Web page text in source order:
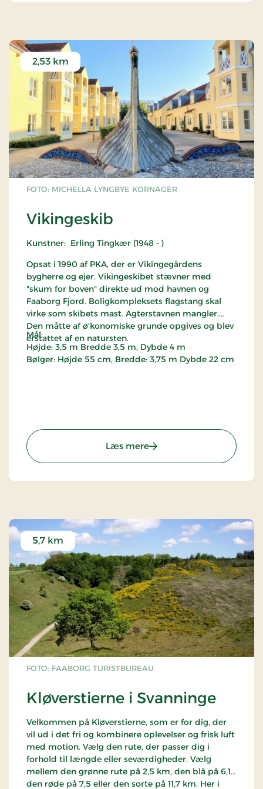
FOTO: MICHELLA LYNGBYE KORNAGER
Vikingeskib
2,53 km
Kunstner: Erling Tingkær (1948 - )
Opsat i 1990 af PKA, der er Vikingegårdens
bygherre og ejer. Vikingeskibet stævner med
"skum for boven" direkte ud mod havnen og
Faaborg Fjord. Boligkompleksets flagstang skal
virke som skibets mast. Agterstavnen mangler.
Den måtte af ø'konomiske grunde opgives og blev
erstattet af en natursten.
Mål:
Højde: 3,5 m Bredde 3,5 m, Dybde 4 m
Bølger: Højde 55 cm, Bredde: 3,75 m Dybde 22 cm
Læs mere: Vikingeskib
FOTO: FAABORG TURISTBUREAU
Kløverstierne i Svanninge
5,7 km
Velkommen på Kløverstierne, som er for dig, der
vil ud i det fri og kombinere oplevelser og frisk luft
med motion. Vælg den rute, der passer dig i
forhold til længde eller seværdigheder. Vælg
mellem den grønne rute på 2,5 km, den blå på 6,1
den røde på 7,5 eller den sorte på 11,7 km. Her i